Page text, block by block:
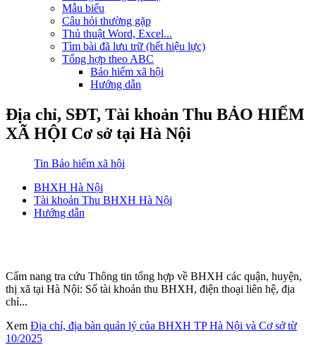
Mẫu biểu
Câu hỏi thường gặp
Thủ thuật Word, Excel...
Tìm bài đã lưu trữ (hết hiệu lực)
Tổng hợp theo ABC
Bảo hiểm xã hội
Hướng dẫn
Địa chỉ, SĐT, Tài khoản Thu BẢO HIỂM
XÃ HỘI Cơ sở tại Hà Nội
Tin Bảo hiểm xã hội
BHXH Hà Nội
Tài khoản Thu BHXH Hà Nội
Hướng dẫn
Cẩm nang tra cứu Thông tin tổng hợp về BHXH các quận, huyện,
thị xã tại Hà Nội: Số tài khoản thu BHXH, điện thoại liên hệ, địa
chỉ...
Xem Địa chỉ, địa bàn quản lý của BHXH TP Hà Nội và Cơ sở từ
10/2025